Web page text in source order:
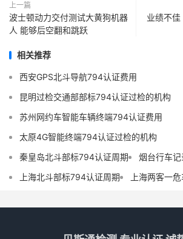
上一篇
波士顿动力交付测试大黄狗机器
人 能够后空翻和跳跃
业绩不佳
相关推荐
西安GPS北斗导航794认证费用
昆明过检交通部部标794认证过检的机构
苏州网约车智能车辆终端794认证费用
太原4G智能终端794认证过检的机构
秦皇岛北斗部标794认证周期
烟台行车
上海北斗部标794认证周期
上海两客一